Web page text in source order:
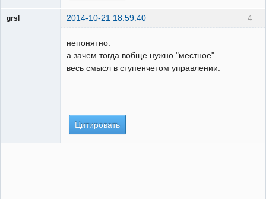
4
grsl 2014-10-21 18:59:40
непонятно.
а зачем тогда вобще нужно "местное".
весь смысл в ступенчетом управлении.
Цитировать